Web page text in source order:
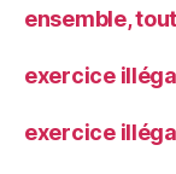
ensemble,
exercice
exercice